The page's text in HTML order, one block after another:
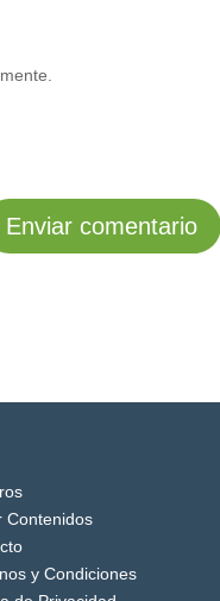
Contenidos
y Condiciones